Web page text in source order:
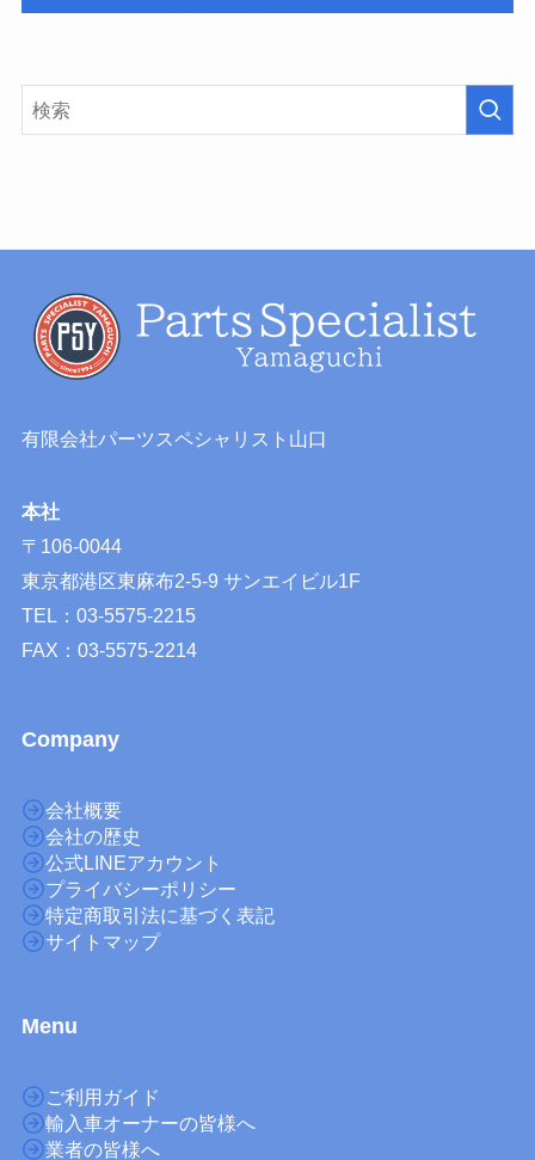
有限会社パーツスペシャリスト山口
本社
〒106-0044
東京都港区東麻布2-5-9 サンエイビル1F
TEL：03-5575-2215
FAX：03-5575-2214
Company
会社概要
会社の歴史
公式LINEアカウント
プライバシーポリシー
特定商取引法に基づく表記
サイトマップ
Menu
ご利用ガイド
輸入車オーナーの皆様へ
業者の皆様へ